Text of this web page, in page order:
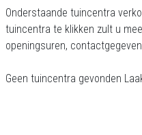
Onderstaande tuincentra
tuincentra te klikken zult u
openingsuren,
Geen tuincentra gevonden